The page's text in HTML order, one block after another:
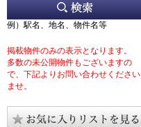
例）駅名、地名、物件名等
掲載物件のみの表示となります。
多数の未公開物件もございますの
で、下記よりお問い合わせください
ませ。